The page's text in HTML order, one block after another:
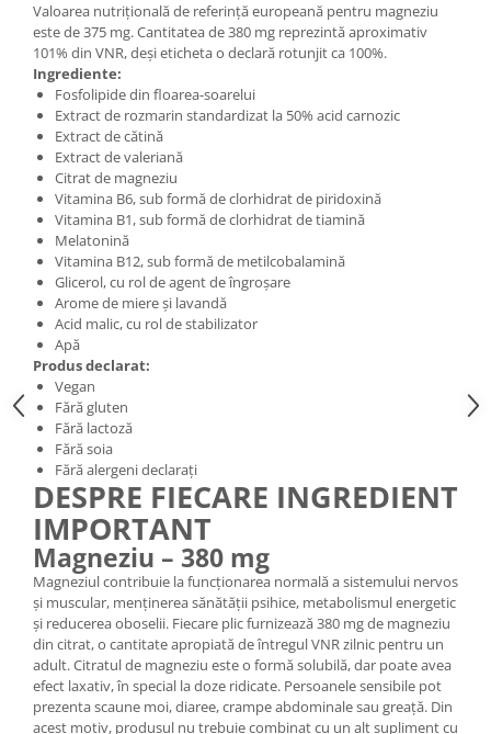
Valoarea nutrițională de referință europeană pentru magneziu
este de 375 mg. Cantitatea de 380 mg reprezintă aproximativ
101% din VNR, deși eticheta o declară rotunjit ca 100%.
Ingrediente:
Fosfolipide din floarea-soarelui
Extract de rozmarin standardizat la 50% acid carnozic
Extract de cătină
Extract de valeriană
Citrat de magneziu
Vitamina B6, sub formă de clorhidrat de piridoxină
Vitamina B1, sub formă de clorhidrat de tiamină
Melatonină
Vitamina B12, sub formă de metilcobalamină
Glicerol, cu rol de agent de îngroșare
Arome de miere și lavandă
Acid malic, cu rol de stabilizator
Apă
Produs declarat:
Vegan
Fără gluten
Fără lactoză
Fără soia
Fără alergeni declarați
DESPRE FIECARE INGREDIENT
IMPORTANT
Magneziu – 380 mg
Magneziul contribuie la funcționarea normală a sistemului nervos
și muscular, menținerea sănătății psihice, metabolismul energetic
și reducerea oboselii. Fiecare plic furnizează 380 mg de magneziu
din citrat, o cantitate apropiată de întregul VNR zilnic pentru un
adult. Citratul de magneziu este o formă solubilă, dar poate avea
efect laxativ, în special la doze ridicate. Persoanele sensibile pot
prezenta scaune moi, diaree, crampe abdominale sau greață. Din
acest motiv, produsul nu trebuie combinat cu un alt supliment cu